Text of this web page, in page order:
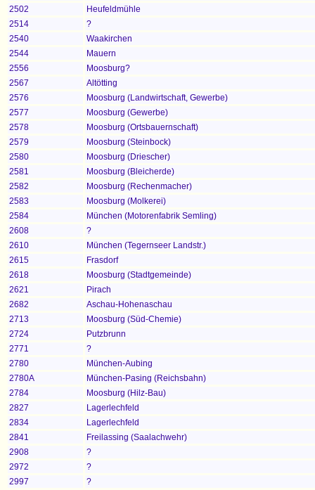
2502
Heufeldmühle
2514
?
2540
Waakirchen
2544
Mauern
2556
Moosburg?
2567
Altötting
2576
Moosburg (Landwirtschaft, Gewerbe)
2577
Moosburg (Gewerbe)
2578
Moosburg (Ortsbauernschaft)
2579
Moosburg (Steinbock)
2580
Moosburg (Driescher)
2581
Moosburg (Bleicherde)
2582
Moosburg (Rechenmacher)
2583
Moosburg (Molkerei)
2584
München (Motorenfabrik Semling)
2608
?
2610
München (Tegernseer Landstr.)
2615
Frasdorf
2618
Moosburg (Stadtgemeinde)
2621
Pirach
2682
Aschau-Hohenaschau
2713
Moosburg (Süd-Chemie)
2724
Putzbrunn
2771
?
2780
München-Aubing
2780A
München-Pasing (Reichsbahn)
2784
Moosburg (Hilz-Bau)
2827
Lagerlechfeld
2834
Lagerlechfeld
2841
Freilassing (Saalachwehr)
2908
?
2972
?
2997
?